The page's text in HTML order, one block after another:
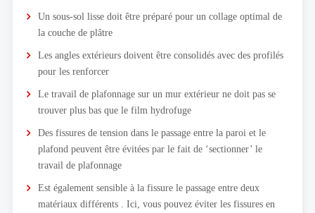
Un sous-sol lisse doit être préparé pour un collage optimal de
la couche de plâtre
Les angles extérieurs doivent être consolidés avec des profilés
pour les renforcer
Le travail de plafonnage sur un mur extérieur ne doit pas se
trouver plus bas que le film hydrofuge
Des fissures de tension dans le passage entre la paroi et le
plafond peuvent être évitées par le fait de ‘sectionner’ le
travail de plafonnage
Est également sensible à la fissure le passage entre deux
matériaux différents . Ici, vous pouvez éviter les fissures en